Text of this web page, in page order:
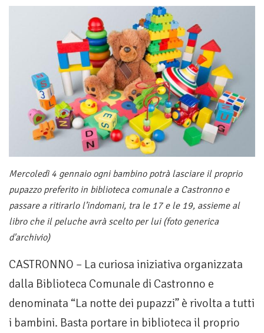
Mercoledì 4 gennaio ogni bambino potrà lasciare il proprio
pupazzo preferito in biblioteca comunale a Castronno e
passare a ritirarlo l’indomani, tra le 17 e le 19, assieme al
libro che il peluche avrà scelto per lui (foto generica
d'archivio)
CASTRONNO – La curiosa iniziativa organizzata
dalla Biblioteca Comunale di Castronno e
denominata “La notte dei pupazzi” è rivolta a tutti
i bambini. Basta portare in biblioteca il proprio